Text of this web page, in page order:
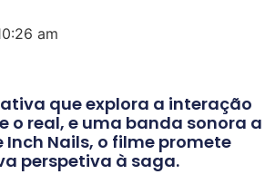
am
que explora a interação
o real, e uma banda sonora a
Inch Nails, o filme promete
perspetiva à saga.